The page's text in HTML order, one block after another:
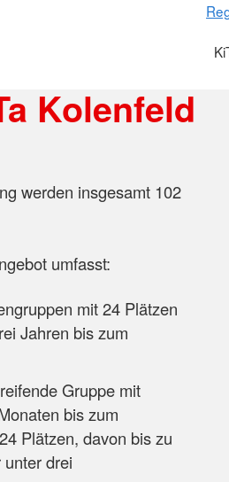
Kolenfeld
werden insgesamt 102
umfasst:
mit 24 Plätzen
Jahren bis zum
Gruppe mit
bis zum
Plätzen, davon bis zu
drei